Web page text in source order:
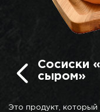
Сосиски
сыром»
Это продукт, который